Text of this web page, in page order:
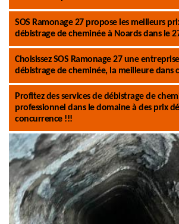
SOS Ramonage 27 propose les meilleurs
débistrage de cheminée à Noards dans le
Choisissez SOS Ramonage 27 une
débistrage de cheminée, la meilleure dans
Profitez des services de débistrage de
professionnel dans le domaine à des prix
concurrence !!!